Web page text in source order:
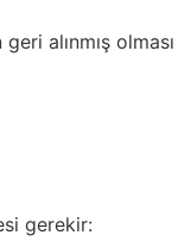
alınmış olması
gerekir: